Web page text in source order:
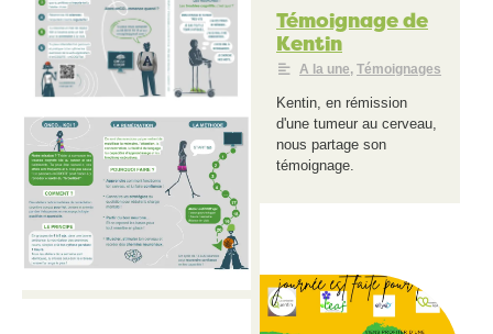
Témoignage de
Kentin
A la une,Témoignages
Kentin, en rémission
d'une tumeur au cerveau,
nous partage son
témoignage.